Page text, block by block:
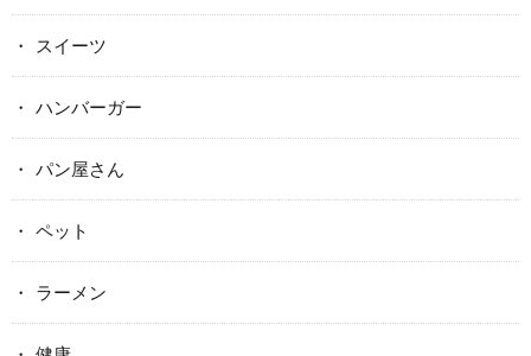
スイーツ
ハンバーガー
パン屋さん
ペット
ラーメン